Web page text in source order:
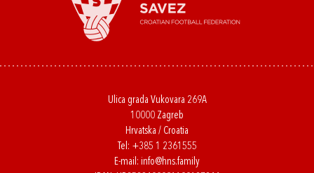
Ulica grada Vukovara 269A
10000 Zagreb
Hrvatska / Croatia
Tel: +385 1 2361555
E-mail: info@hns.family